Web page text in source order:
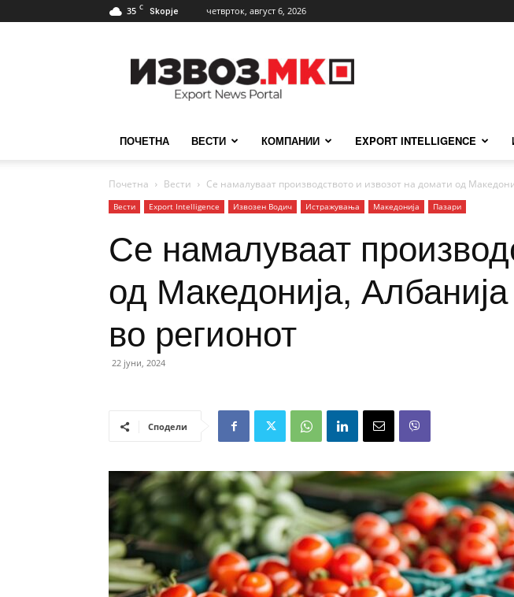
35 C Skopje четврток, август 6, 2026
ПОЧЕТНА ВЕСТИ КОМПАНИИ EXPORT INTELLIGENCE
Почетна Вести Се намалуваат производството и извозот на домати од
Вести Еxport Intelligence Извозен Водич Истражувања Македонија Пазари
Се намалуваат
од Македонија,
во регионот
22 јуни, 2024
Сподели